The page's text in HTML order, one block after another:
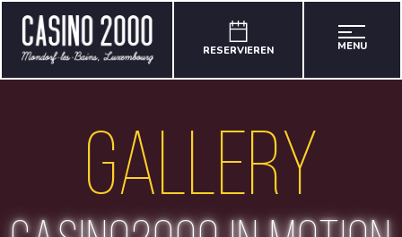
RESERVIEREN MENU
Gallery